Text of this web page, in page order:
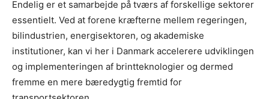
Endelig er et samarbejde på tværs af forskellige sektorer
essentielt. Ved at forene kræfterne mellem regeringen,
bilindustrien, energisektoren, og akademiske
institutioner, kan vi her i Danmark accelerere udviklingen
og implementeringen af brintteknologier og dermed
fremme en mere bæredygtig fremtid for